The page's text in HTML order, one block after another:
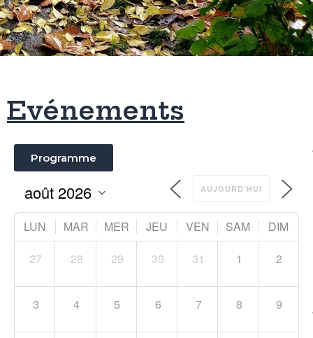
Evénements
Programme
AUJOURD’HUI
LUN MAR MER JEU VEN SAM
DIM
27
28 29 30 31 1 2
3 4 5 6 7 8 9